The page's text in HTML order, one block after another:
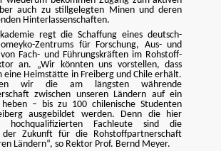
auch zu stillgelegten Minen und deren
Hinterlassenschaften.
regt die Schaffung eines deutsch-
Zentrums für Forschung, Aus- und
Fach- und Führungskräften im Rohstoff-
an. „Wir könnten uns vorstellen, dass
eine Heimstätte in Freiberg und Chile erhält.
wir die am längsten währende
zwischen unseren Ländern auf ein
heben – bis zu 100 chilenische Studenten
ausgebildet werden. Denn die hier
hochqualifizierten Fachleute sind die
der Zukunft für die Rohstoffpartnerschaft
Ländern“, so Rektor Prof. Bernd Meyer.